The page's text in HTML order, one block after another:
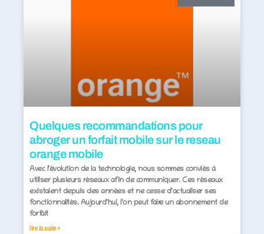
Quelques recommandations pour
abroger un forfait mobile sur le reseau
orange mobile
Avec l’évolution de la technologie, nous sommes conviés à
utiliser plusieurs réseaux afin de communiquer. Ces réseaux
existaient depuis des années et ne cesse d’actualiser ses
fonctionnalités. Aujourd’hui, l’on peut faire un abonnement de
forfait
lire la suite »